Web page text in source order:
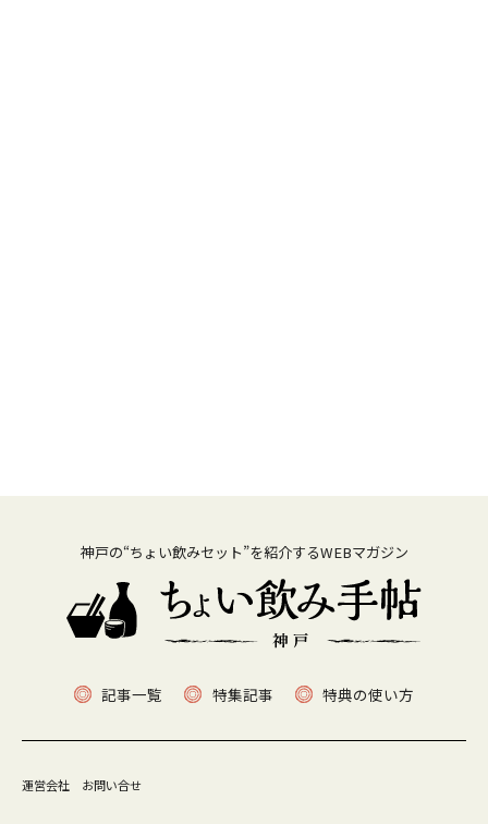
神戸の“ちょい飲みセット”を紹介するWEBマガジン
記事一覧 特集記事 特典の使い方
運営会社 お問い合せ